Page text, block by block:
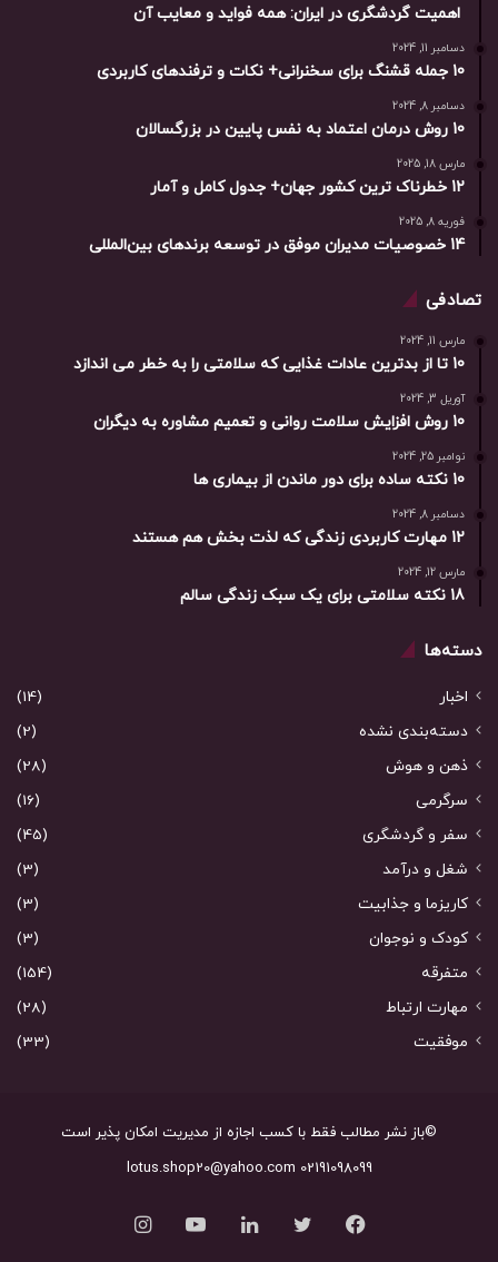
اهمیت گردشگری در ایران: همه فواید و معایب آن
دسامبر 11, 2024
10 جمله قشنگ برای سخنرانی+ نکات و ترفندهای کاربردی
دسامبر 8, 2024
10 روش درمان اعتماد به نفس پایین در بزرگسالان
مارس 18, 2025
12 خطرناک ترین کشور جهان+ جدول کامل و آمار
فوریه 8, 2025
14 خصوصیات مدیران موفق در توسعه برندهای بین‌المللی
تصادفی
مارس 11, 2024
10 تا از بدترین عادات غذایی که سلامتی را به خطر می اندازد
آوریل 3, 2024
10 روش افزایش سلامت روانی و تعمیم مشاوره به دیگران
نوامبر 25, 2024
10 نکته ساده برای دور ماندن از بیماری ها
دسامبر 8, 2024
12 مهارت کاربردی زندگی که لذت بخش هم هستند
مارس 12, 2024
18 نکته سلامتی برای یک سبک زندگی سالم
دسته‌ها
اخبار
(14)
دسته‌بندی نشده
(2)
ذهن و هوش
(28)
سرگرمی
(16)
سفر و گردشگری
(45)
شغل و درآمد
(3)
کاریزما و جذابیت
(3)
کودک و نوجوان
(3)
متفرقه
(154)
مهارت ارتباط
(28)
موفقیت
(33)
©باز نشر مطالب فقط با کسب اجازه از مدیریت امکان پذیر است
02191098099 lotus.shop20@yahoo.com
فیس
توییترلینکدینیوتیوباینستاگرام